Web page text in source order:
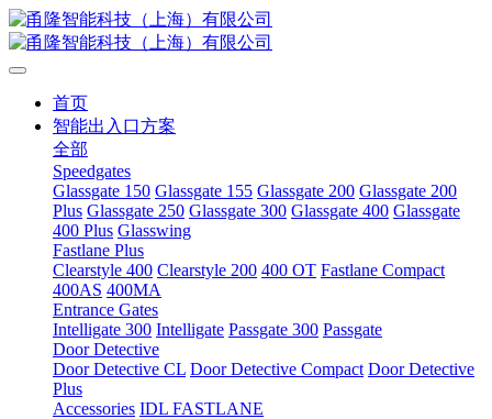
首页
智能出入口方案
全部
Speedgates
Glassgate 150 Glassgate 155 Glassgate 200 Glassgate 200
Plus Glassgate 250 Glassgate 300 Glassgate 400 Glassgate
400 Plus Glasswing
Fastlane Plus
Clearstyle 400 Clearstyle 200 400 OT Fastlane Compact
400AS 400MA
Entrance Gates
Intelligate 300 Intelligate Passgate 300 Passgate
Door Detective
Door Detective CL Door Detective Compact Door Detective
Plus
Accessories IDL FASTLANE